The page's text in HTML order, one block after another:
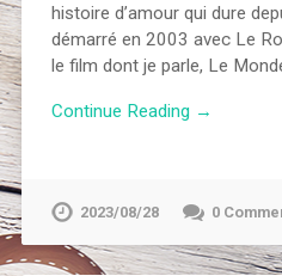
histoire d’amour qui dure
démarré en 2003 avec Le
le film dont je parle, Le
Continue Reading →
2023/08/28 0